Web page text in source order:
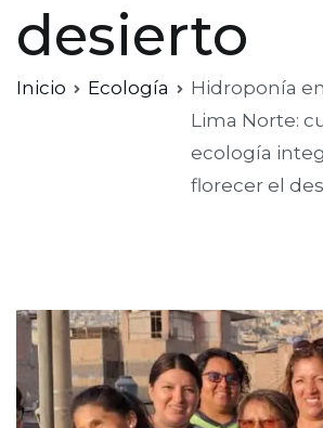
desierto
Inicio Ecología
Hidroponía
Lima Norte:
ecología
florecer el